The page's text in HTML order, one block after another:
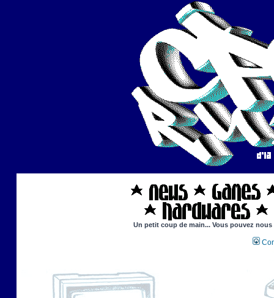
Un petit coup de main... Vous pouvez